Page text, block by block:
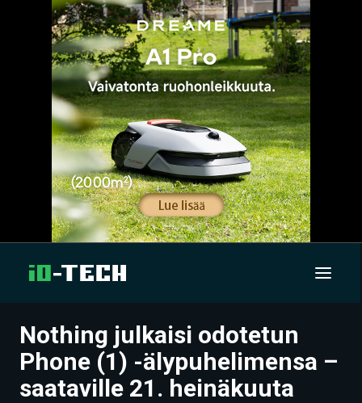
UUTISET
ARTIKKELIT
Nothing julkaisi odotetun
Phone (1) -älypuhelimensa –
saataville 21. heinäkuuta